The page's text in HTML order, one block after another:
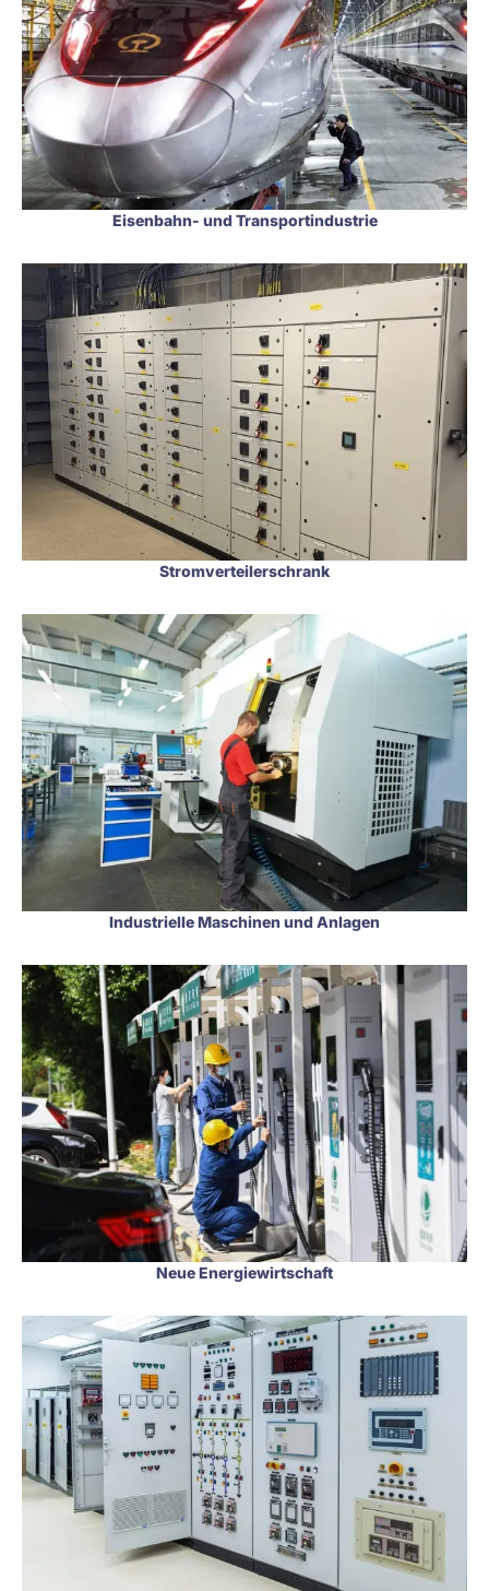
Eisenbahn- und Transportindustrie
Stromverteilerschrank
Industrielle Maschinen und Anlagen
Neue Energiewirtschaft